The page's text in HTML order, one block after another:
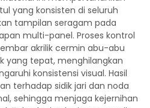
yang konsisten di seluruh
tampilan seragam pada
multi-panel. Proses kontrol
akrilik cermin abu-abu
yang tepat, menghilangkan
konsistensi visual. Hasil
terhadap sidik jari dan noda
sehingga menjaga kejernihan